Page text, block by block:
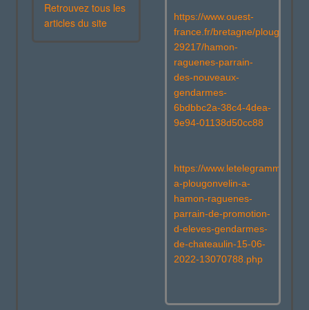
Retrouvez tous les
articles du site
https://www.ouest-
france.fr/bretagne/
29217/hamon-
raguenes-parrain-
des-nouveaux-
gendarmes-
6bdbbc2a-38c4-4dea-
9e94-01138d50cc88
https://www.letelegramme.fr/
a-plougonvelin-a-
hamon-raguenes-
parrain-de-promotion-
d-eleves-gendarmes-
de-chateaulin-15-06-
2022-13070788.php